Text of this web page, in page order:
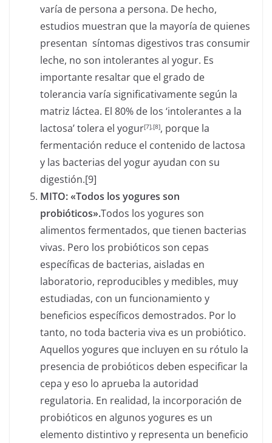
varía de persona a persona. De hecho,
estudios muestran que la mayoría de quienes
presentan síntomas digestivos tras consumir
leche, no son intolerantes al yogur. Es
importante resaltar que el grado de
tolerancia varía significativamente según la
matriz láctea. El 80% de los ‘intolerantes a la
lactosa’ tolera el yogur[7] ,[8], porque la
fermentación reduce el contenido de lactosa
y las bacterias del yogur ayudan con su
digestión.[9]
MITO: «Todos los yogures son
probióticos».Todos los yogures son
alimentos fermentados, que tienen bacterias
vivas. Pero los probióticos son cepas
específicas de bacterias, aisladas en
laboratorio, reproducibles y medibles, muy
estudiadas, con un funcionamiento y
beneficios específicos demostrados. Por lo
tanto, no toda bacteria viva es un probiótico.
Aquellos yogures que incluyen en su rótulo la
presencia de probióticos deben especificar la
cepa y eso lo aprueba la autoridad
regulatoria. En realidad, la incorporación de
probióticos en algunos yogures es un
elemento distintivo y representa un beneficio